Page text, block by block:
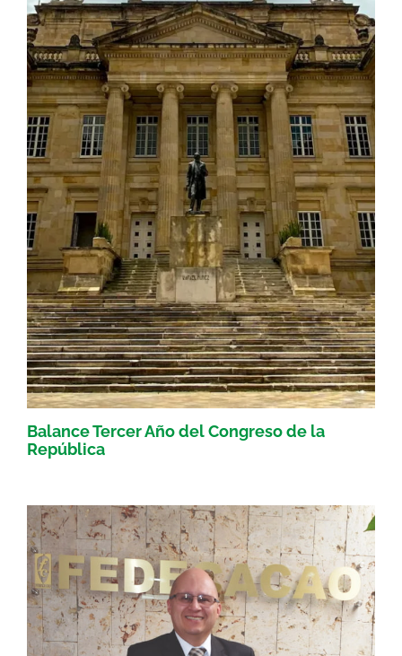
Balance Tercer Año del Congreso de la
República